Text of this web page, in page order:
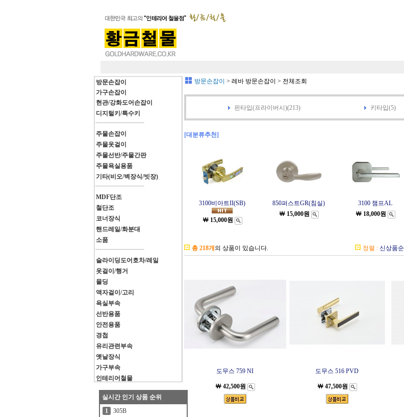
방문손잡이
가구손잡이
현관/강화도어손잡이
디지털키/특수키
------------------------
주물손잡이
주물옷걸이
주물선반/주물간판
주물욕실용품
기타(비오/벽장식/빗장)
------------------------
MDF단조
철단조
코너장식
핸드레일/화분대
소품
------------------------
슬라이딩도어호차/레일
옷걸이/행거
몰딩
액자걸이/고리
욕실부속
선반용품
안전용품
경첩
유리관련부속
옛날장식
가구부속
인테리어철물
실시간 인기 상품 순위
1
305B
방문손잡이 > 레바 방문손잡이 > 전체조회
핀타입(프라이버시)(213) 키타입(5)
[대분류추천]
3100비아트II(SB)
￦ 15,000원
850퍼스트GR(침실)
￦ 15,000원
3100 챔프AL
￦ 18,000원
총 218개 의 상품이 있습니다. 정렬 : 신상품순
도무스 759 NI
￦ 42,500원
도무스 516 PVD
￦ 47,500원